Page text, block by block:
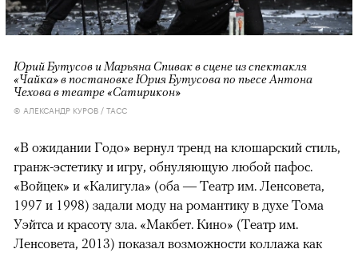
Юрий Бутусов и Марьяна Спивак в сцене из спектакля
«Чайка» в постановке Юрия Бутусова по пьесе Антона
Чехова в театре «Сатирикон»
© АЛЕКСАНДР КУРОВ / ТАСС
«В ожидании Годо» вернул тренд на клошарский стиль,
гранж-эстетику и игру, обнуляющую любой пафос.
«Войцек» и «Калигула» (оба — Театр им. Ленсовета,
1997 и 1998) задали моду на романтику в духе Тома
Уэйтса и красоту зла. «Макбет. Кино» (Театр им.
Ленсовета, 2013) показал возможности коллажа как